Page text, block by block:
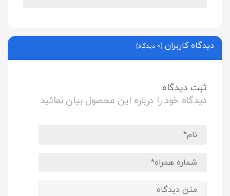
دیدگاه کاربران (0 دیدگاه)
ثبت دیدگاه
دیدگاه خود را درباره این محصول بیان نمائید